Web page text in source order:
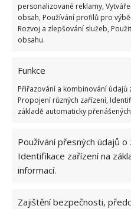
personalizované reklamy,
obsah, Používání profilů pro
Rozvoj a zlepšování služeb,
obsahu.
Funkce
Přiřazování a kombinování údajů
Propojení různých zařízení,
základě automaticky
Používání přesných údajů
Identifikace zařízení na
informací.
Zajištění bezpečnosti,
Takto vznikne velmi
nádherně vyjímat